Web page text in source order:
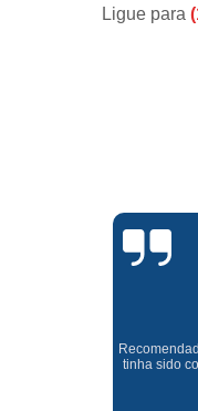
Ligue para
Uma
cliente